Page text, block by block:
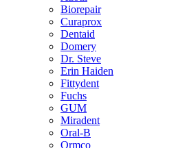
Biorepair
Curaprox
Dentaid
Domery
Dr. Steve
Erin Haiden
Fittydent
Fuchs
GUM
Miradent
Oral-B
Ormco